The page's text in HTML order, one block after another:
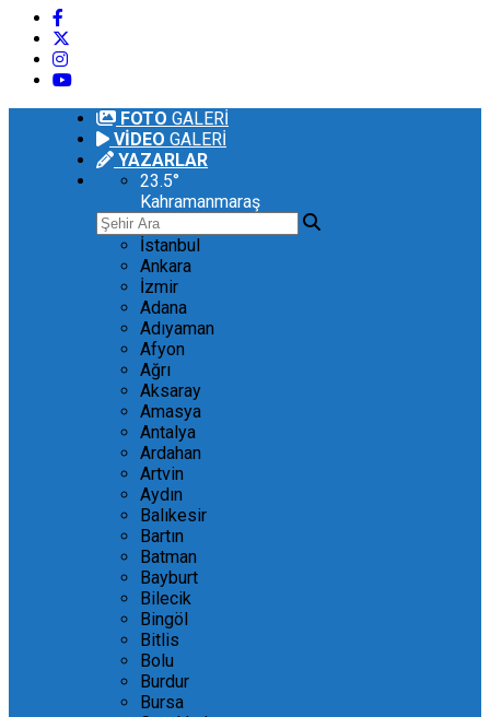
FOTO GALERİ
VİDEO GALERİ
YAZARLAR
23.5°
Kahramanmaraş
İstanbul
Ankara
İzmir
Adana
Adıyaman
Afyon
Ağrı
Aksaray
Amasya
Antalya
Ardahan
Artvin
Aydın
Balıkesir
Bartın
Batman
Bayburt
Bilecik
Bingöl
Bitlis
Bolu
Burdur
Bursa